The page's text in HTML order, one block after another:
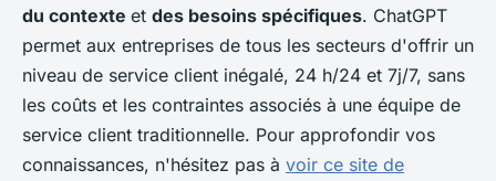
du contexte et des besoins spécifiques. ChatGPT
permet aux entreprises de tous les secteurs d'offrir un
niveau de service client inégalé, 24 h/24 et 7j/7, sans
les coûts et les contraintes associés à une équipe de
service client traditionnelle. Pour approfondir vos
connaissances, n'hésitez pas à voir ce site de